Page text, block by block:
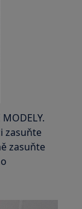
MODELY.
zasuňte
zasuňte